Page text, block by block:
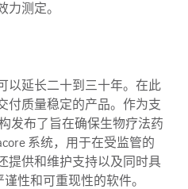
力测定。
以延长二十到三十年。在此
付质量稳定的产品。作为支
发布了旨在确保生物疗法药
系统，用于在受监管的
提供和维护支持以及同时具
性和可重现性的软件。